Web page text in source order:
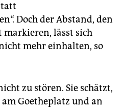
Doch der Abstand, den
markieren, lässt sich
mehr einhalten, so
zu stören. Sie schätzt,
Goetheplatz und an